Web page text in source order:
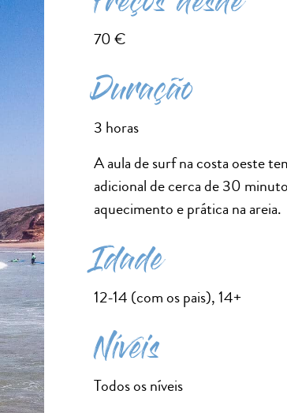
70 €
Duração
3 horas
A aula de surf na costa oeste
adicional de cerca de 30
aquecimento e prática na areia.
Idade
12-14 (com os pais), 14+
Níveis
Todos os níveis